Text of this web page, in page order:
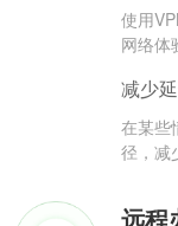
使用
网络体
减少
在某些
径，减
远程